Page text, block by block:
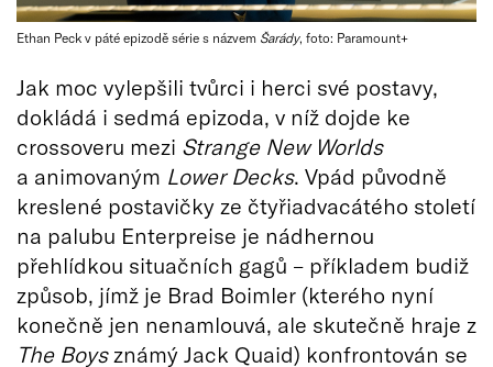
Ethan Peck v páté epizodě série s názvem Šarády, foto: Paramount+
Jak moc vylepšili tvůrci i herci své postavy,
dokládá i sedmá epizoda, v níž dojde ke
crossoveru mezi Strange New Worlds
a animovaným Lower Decks. Vpád původně
kreslené postavičky ze čtyřiadvacátého století
na palubu Enterpreise je nádhernou
přehlídkou situačních gagů – příkladem budiž
způsob, jímž je Brad Boimler (kterého nyní
konečně jen nenamlouvá, ale skutečně hraje z
The Boysznámý Jack Quaid) konfrontován se